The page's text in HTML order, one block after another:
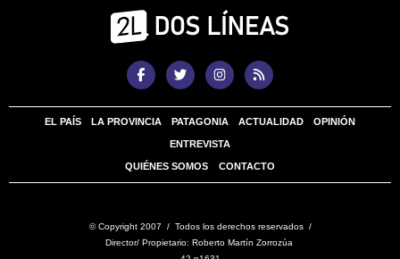
EL PAÍS LA PROVINCIA PATAGONIA ACTUALIDAD OPINIÓN
ENTREVISTA
QUIÉNES SOMOS CONTACTO
© Copyright 2007 / Todos los derechos reservados /
Director/ Propietario: Roberto Martín Zorrozúa